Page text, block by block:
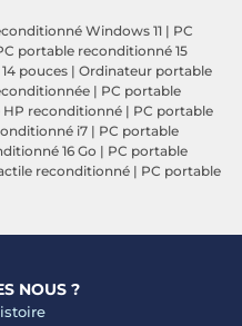
Windows 11 | PC
portable reconditionné 15
pouces | Ordinateur portable
| PC portable
HP reconditionné | PC portable
i7 | PC portable
16 Go | PC portable
reconditionné | PC portable
NOUS ?